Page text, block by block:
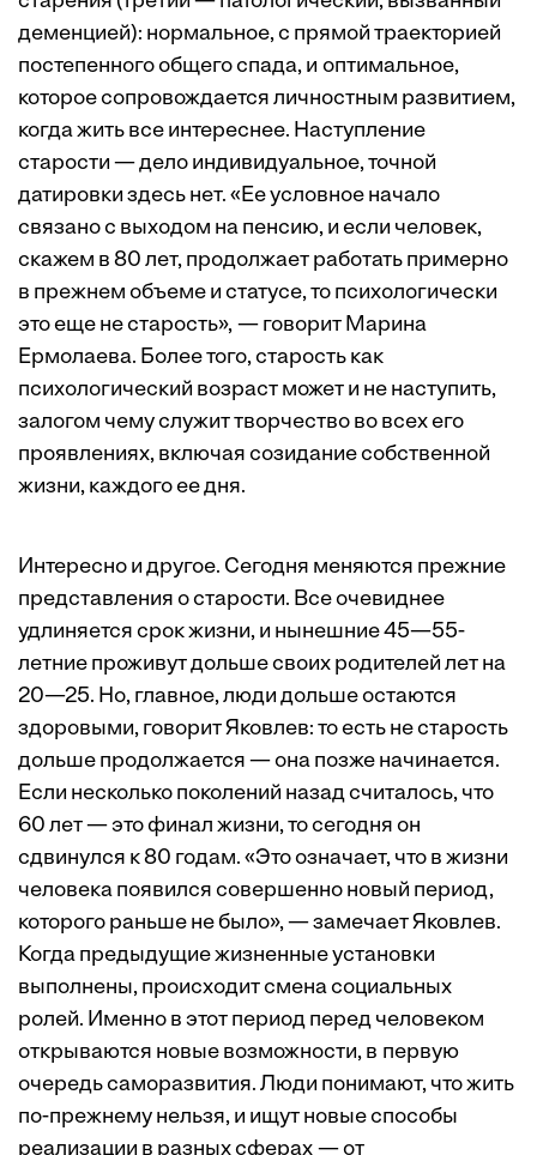
деменцией): нормальное, с прямой траекторией
постепенного общего спада, и оптимальное,
которое сопровождается личностным развитием,
когда жить все интереснее. Наступление
старости — дело индивидуальное, точной
датировки здесь нет. «Ее условное начало
связано с выходом на пенсию, и если человек,
скажем в 80 лет, продолжает работать примерно
в прежнем объеме и статусе, то психологически
это еще не старость», — говорит Марина
Ермолаева. Более того, старость как
психологический возраст может и не наступить,
залогом чему служит творчество во всех его
проявлениях, включая созидание собственной
жизни, каждого ее дня.
Интересно и другое. Сегодня меняются прежние
представления о старости. Все очевиднее
удлиняется срок жизни, и нынешние 45—55-
летние проживут дольше своих родителей лет на
20—25. Но, главное, люди дольше остаются
здоровыми, говорит Яковлев: то есть не старость
дольше продолжается — она позже начинается.
Если несколько поколений назад считалось, что
60 лет — это финал жизни, то сегодня он
сдвинулся к 80 годам. «Это означает, что в жизни
человека появился совершенно новый период,
которого раньше не было», — замечает Яковлев.
Когда предыдущие жизненные установки
выполнены, происходит смена социальных
ролей. Именно в этот период перед человеком
открываются новые возможности, в первую
очередь саморазвития. Люди понимают, что жить
по-прежнему нельзя, и ищут новые способы
реализации в разных сферах — от